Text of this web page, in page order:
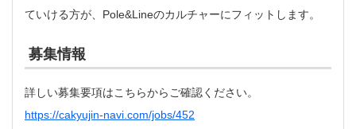
ていける方が、Pole&Lineのカルチャーにフィットします。
募集情報
詳しい募集要項はこちらからご確認ください。
https://cakyujin-navi.com/jobs/452